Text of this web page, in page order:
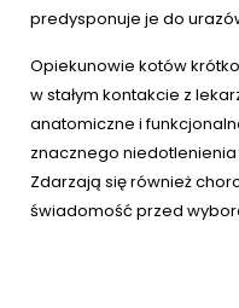
predysponuje je do
Opiekunowie kotów
w stałym kontakcie z
anatomiczne i
znacznego
Zdarzają się również
świadomość przed